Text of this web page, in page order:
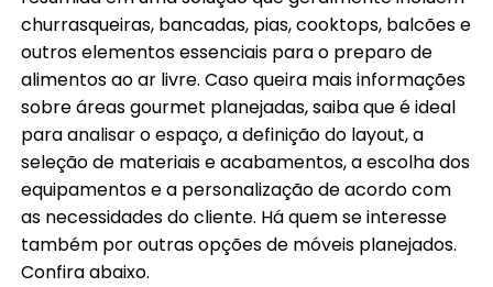
churrasqueiras, bancadas, pias, cooktops, balcões e
outros elementos essenciais para o preparo de
alimentos ao ar livre. Caso queira mais informações
sobre áreas gourmet planejadas, saiba que é ideal
para analisar o espaço, a definição do layout, a
seleção de materiais e acabamentos, a escolha dos
equipamentos e a personalização de acordo com
as necessidades do cliente. Há quem se interesse
também por outras opções de móveis planejados.
Confira abaixo.